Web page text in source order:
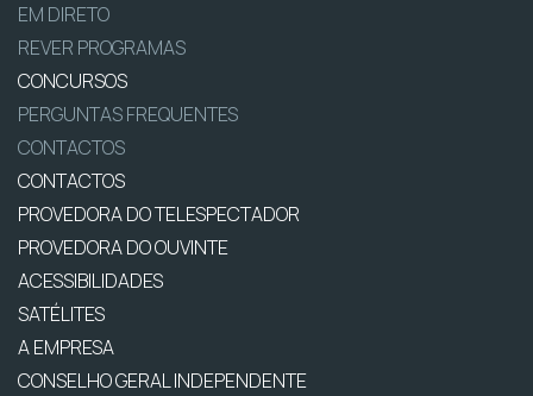
EM DIRETO
REVER PROGRAMAS
CONCURSOS
PERGUNTAS FREQUENTES
CONTACTOS
CONTACTOS
PROVEDORA DO TELESPECTADOR
PROVEDORA DO OUVINTE
ACESSIBILIDADES
SATÉLITES
A EMPRESA
CONSELHO GERAL INDEPENDENTE